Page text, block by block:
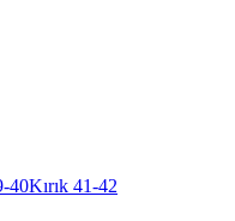
40Kırık 41-42